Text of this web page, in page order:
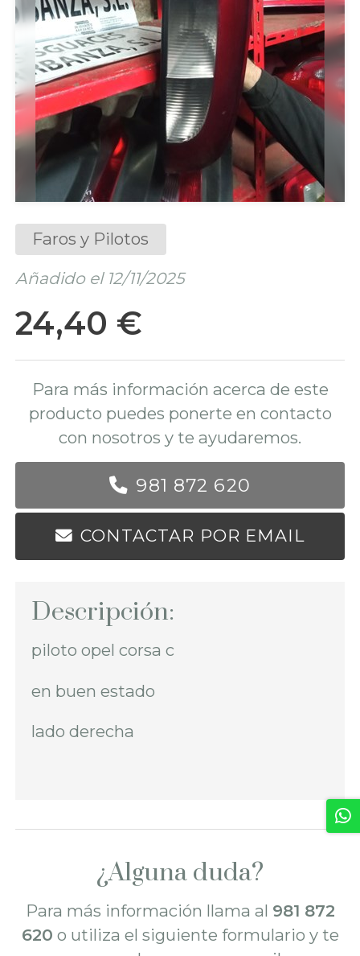
Faros y Pilotos
Añadido el 12/11/2025
24,40 €
Para más información acerca de este
producto puedes ponerte en contacto
con nosotros y te ayudaremos.
981 872 620
CONTACTAR POR EMAIL
Descripción:
piloto opel corsa c
en buen estado
lado derecha
¿Alguna duda?
Para más información llama al 981 872
620 o utiliza el siguiente formulario y te